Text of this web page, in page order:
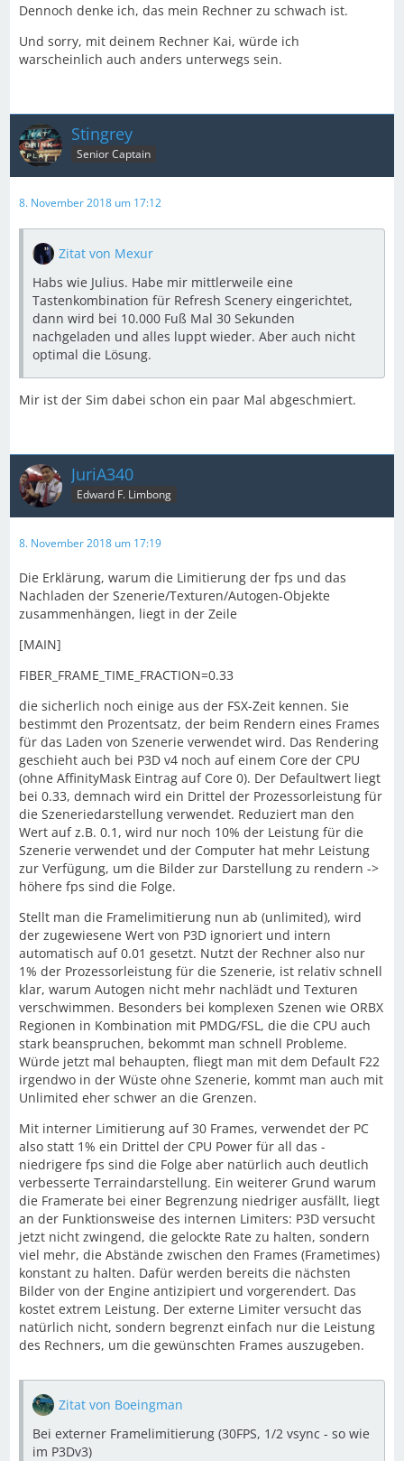
Dennoch denke ich, das mein Rechner zu schwach ist.
Und sorry, mit deinem Rechner Kai, würde ich
warscheinlich auch anders unterwegs sein.
Stingrey
Senior Captain
8. November 2018 um 17:12
Zitat von Mexur
Habs wie Julius. Habe mir mittlerweile eine
Tastenkombination für Refresh Scenery eingerichtet,
dann wird bei 10.000 Fuß Mal 30 Sekunden
nachgeladen und alles luppt wieder. Aber auch nicht
optimal die Lösung.
Mir ist der Sim dabei schon ein paar Mal abgeschmiert.
JuriA340
Edward F. Limbong
8. November 2018 um 17:19
Die Erklärung, warum die Limitierung der fps und das
Nachladen der Szenerie/Texturen/Autogen-Objekte
zusammenhängen, liegt in der Zeile
[MAIN]
FIBER_FRAME_TIME_FRACTION=0.33
die sicherlich noch einige aus der FSX-Zeit kennen. Sie
bestimmt den Prozentsatz, der beim Rendern eines Frames
für das Laden von Szenerie verwendet wird. Das Rendering
geschieht auch bei P3D v4 noch auf einem Core der CPU
(ohne AffinityMask Eintrag auf Core 0). Der Defaultwert liegt
bei 0.33, demnach wird ein Drittel der Prozessorleistung für
die Szeneriedarstellung verwendet. Reduziert man den
Wert auf z.B. 0.1, wird nur noch 10% der Leistung für die
Szenerie verwendet und der Computer hat mehr Leistung
zur Verfügung, um die Bilder zur Darstellung zu rendern ->
höhere fps sind die Folge.
Stellt man die Framelimitierung nun ab (unlimited), wird
der zugewiesene Wert von P3D ignoriert und intern
automatisch auf 0.01 gesetzt. Nutzt der Rechner also nur
1% der Prozessorleistung für die Szenerie, ist relativ schnell
klar, warum Autogen nicht mehr nachlädt und Texturen
verschwimmen. Besonders bei komplexen Szenen wie ORBX
Regionen in Kombination mit PMDG/FSL, die die CPU auch
stark beanspruchen, bekommt man schnell Probleme.
Würde jetzt mal behaupten, fliegt man mit dem Default F22
irgendwo in der Wüste ohne Szenerie, kommt man auch mit
Unlimited eher schwer an die Grenzen.
Mit interner Limitierung auf 30 Frames, verwendet der PC
also statt 1% ein Drittel der CPU Power für all das -
niedrigere fps sind die Folge aber natürlich auch deutlich
verbesserte Terraindarstellung. Ein weiterer Grund warum
die Framerate bei einer Begrenzung niedriger ausfällt, liegt
an der Funktionsweise des internen Limiters: P3D versucht
jetzt nicht zwingend, die gelockte Rate zu halten, sondern
viel mehr, die Abstände zwischen den Frames (Frametimes)
konstant zu halten. Dafür werden bereits die nächsten
Bilder von der Engine antizipiert und vorgerendert. Das
kostet extrem Leistung. Der externe Limiter versucht das
natürlich nicht, sondern begrenzt einfach nur die Leistung
des Rechners, um die gewünschten Frames auszugeben.
Zitat von Boeingman
Bei externer Framelimitierung (30FPS, 1/2 vsync - so wie
im P3Dv3)